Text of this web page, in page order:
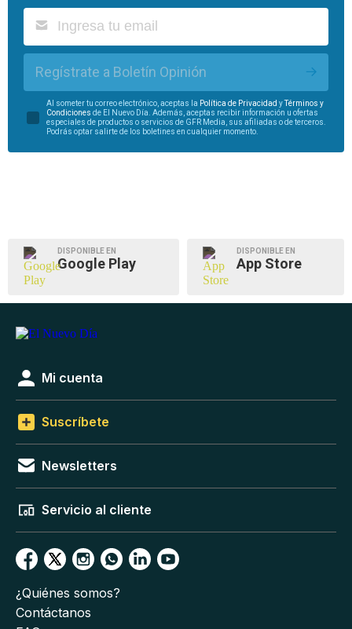
Regístrate a Boletín Opinión
Al someter tu correo electrónico, aceptas la Política de Privacidad yTérminos y
Condiciones de El Nuevo Día. Además, aceptas recibir información u ofertas
especiales de productos o servicios de GFR Media, sus afiliadas o de terceros.
Podrás optar salirte de los boletines en cualquier momento.
DISPONIBLE EN
Google Play
DISPONIBLE EN
App Store
Mi cuenta
Suscríbete
Newsletters
Servicio al cliente
¿Quiénes somos?
Contáctanos